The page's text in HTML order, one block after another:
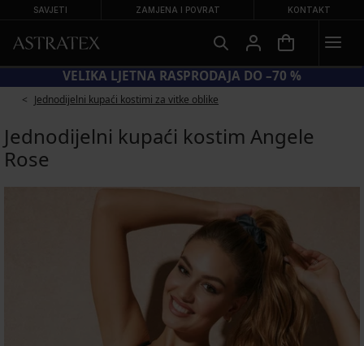
SAVJETI ZAMJENA I POVRAT KONTAKT
KOD SUN20 = −20 % NA SNIŽENE KUPAĆE KOSTIME
Jednodijelni kupaći kostimi za vitke oblike
Jednodijelni kupaći kostim Angele
Rose